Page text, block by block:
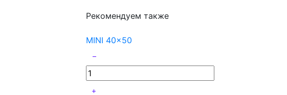
Рекомендуем также
MINI 40x50